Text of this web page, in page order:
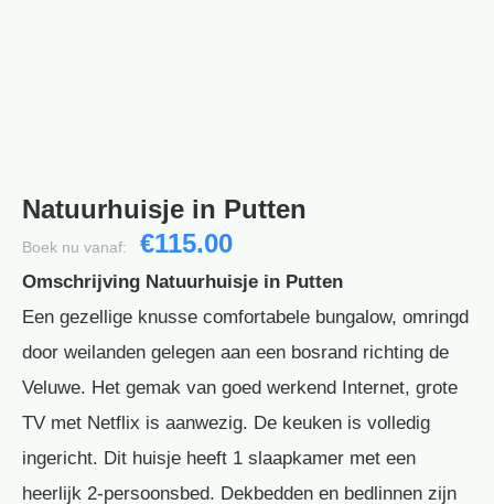
Natuurhuisje in Putten
Boek nu vanaf: €115.00
Omschrijving Natuurhuisje in Putten
Een gezellige knusse comfortabele bungalow, omringd
door weilanden gelegen aan een bosrand richting de
Veluwe. Het gemak van goed werkend Internet, grote
TV met Netflix is aanwezig. De keuken is volledig
ingericht. Dit huisje heeft 1 slaapkamer met een
heerlijk 2-persoonsbed. Dekbedden en bedlinnen zijn